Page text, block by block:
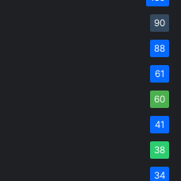
90
88
61
60
41
38
34